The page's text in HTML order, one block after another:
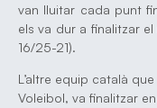
van lluitar cada punt
els va dur a finalitzar
16/25-21).
L’altre equip català
Voleibol, va finalitzar